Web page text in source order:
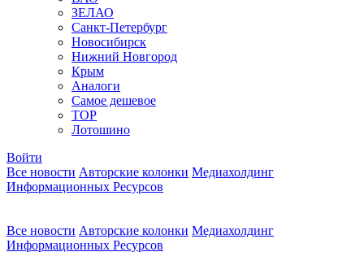
ЗЕЛАО
Санкт-Петербург
Новосибирск
Нижний Новгород
Крым
Аналоги
Самое дешевое
TOP
Лотошино
Войти
Все новости Авторские колонки Медиахолдинг
Информационных Ресурсов
Все новости Авторские колонки Медиахолдинг
Информационных Ресурсов